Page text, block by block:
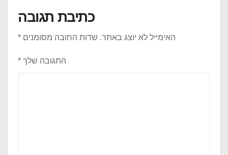
כתיבת תגובה
האימייל לא יוצג באתר. שדות החובה מסומנים *
התגובה שלך *